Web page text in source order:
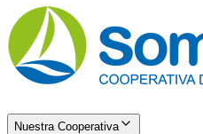
Nuestra Cooperativa